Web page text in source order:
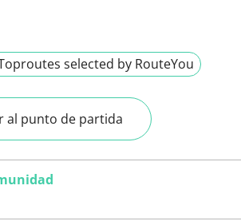
selected by RouteYou
al punto de partida